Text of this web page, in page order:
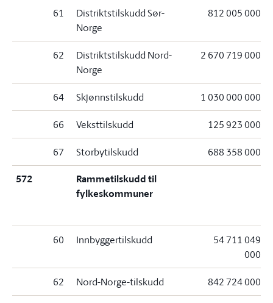
61
Distriktstilskudd Sør-
Norge
812 005 000
62
Distriktstilskudd Nord-
Norge
2 670 719 000
64 Skjønnstilskudd 1 030 000 000
66 Veksttilskudd 125 923 000
67 Storbytilskudd 688 358 000
572
Rammetilskudd til
fylkeskommuner
60 Innbyggertilskudd
54 711 049
000
62 Nord-Norge-tilskudd 842 724 000